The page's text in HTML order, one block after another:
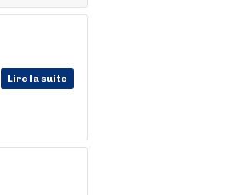
Lire la suite